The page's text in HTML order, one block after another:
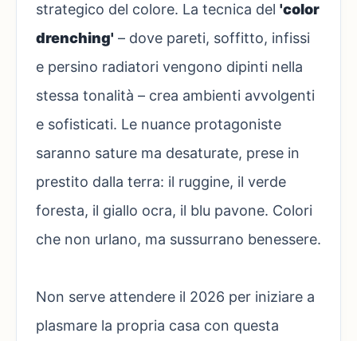
strategico del colore. La tecnica del 'color
drenching' – dove pareti, soffitto, infissi
e persino radiatori vengono dipinti nella
stessa tonalità – crea ambienti avvolgenti
e sofisticati. Le nuance protagoniste
saranno sature ma desaturate, prese in
prestito dalla terra: il ruggine, il verde
foresta, il giallo ocra, il blu pavone. Colori
che non urlano, ma sussurrano benessere.
Non serve attendere il 2026 per iniziare a
plasmare la propria casa con questa